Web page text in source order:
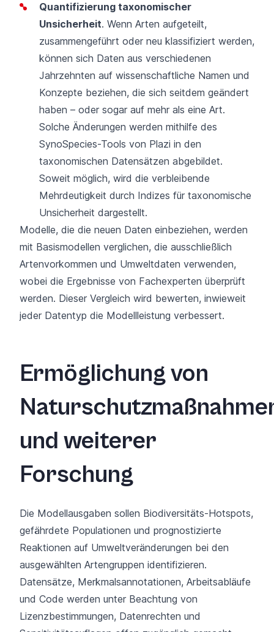
Quantifizierung taxonomischer
Unsicherheit. Wenn Arten aufgeteilt,
zusammengeführt oder neu klassifiziert werden,
können sich Daten aus verschiedenen
Jahrzehnten auf wissenschaftliche Namen und
Konzepte beziehen, die sich seitdem geändert
haben – oder sogar auf mehr als eine Art.
Solche Änderungen werden mithilfe des
SynoSpecies-Tools von Plazi in den
taxonomischen Datensätzen abgebildet.
Soweit möglich, wird die verbleibende
Mehrdeutigkeit durch Indizes für taxonomische
Unsicherheit dargestellt.
Modelle, die die neuen Daten einbeziehen, werden
mit Basismodellen verglichen, die ausschließlich
Artenvorkommen und Umweltdaten verwenden,
wobei die Ergebnisse von Fachexperten überprüft
werden. Dieser Vergleich wird bewerten, inwieweit
jeder Datentyp die Modellleistung verbessert.
Ermöglichung von
und weiterer
Forschung
Die Modellausgaben sollen Biodiversitäts-Hotspots,
gefährdete Populationen und prognostizierte
Reaktionen auf Umweltveränderungen bei den
ausgewählten Artengruppen identifizieren.
Datensätze, Merkmalsannotationen, Arbeitsabläufe
und Code werden unter Beachtung von
Lizenzbestimmungen, Datenrechten und